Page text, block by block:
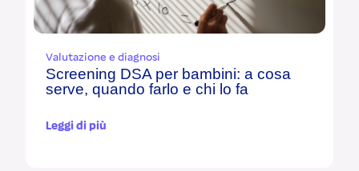
Valutazione e diagnosi
Screening DSA per bambini: a cosa
serve, quando farlo e chi lo fa
Leggi di più